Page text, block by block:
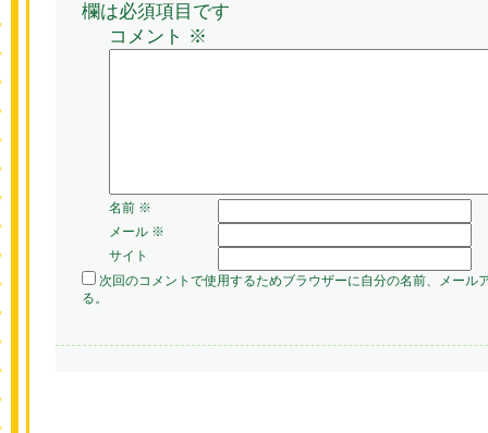
欄は必須項目です
コメント ※
名前 ※
メール ※
サイト
次回のコメントで使用するためブラウザーに自分の名前、メール
る。